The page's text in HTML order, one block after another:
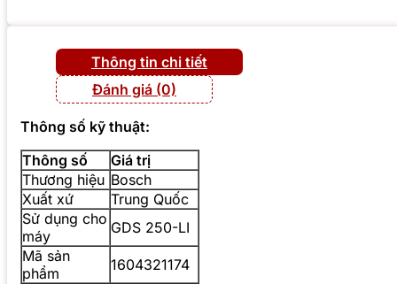
Thông tin chi tiết
Đánh giá (0)
Thông số kỹ thuật:
Thông số
Giá trị
Thương hiệu Bosch
Xuất xứ
Trung Quốc
Sử dụng cho
máy
GDS 250-LI
Mã sản
phẩm
1604321174